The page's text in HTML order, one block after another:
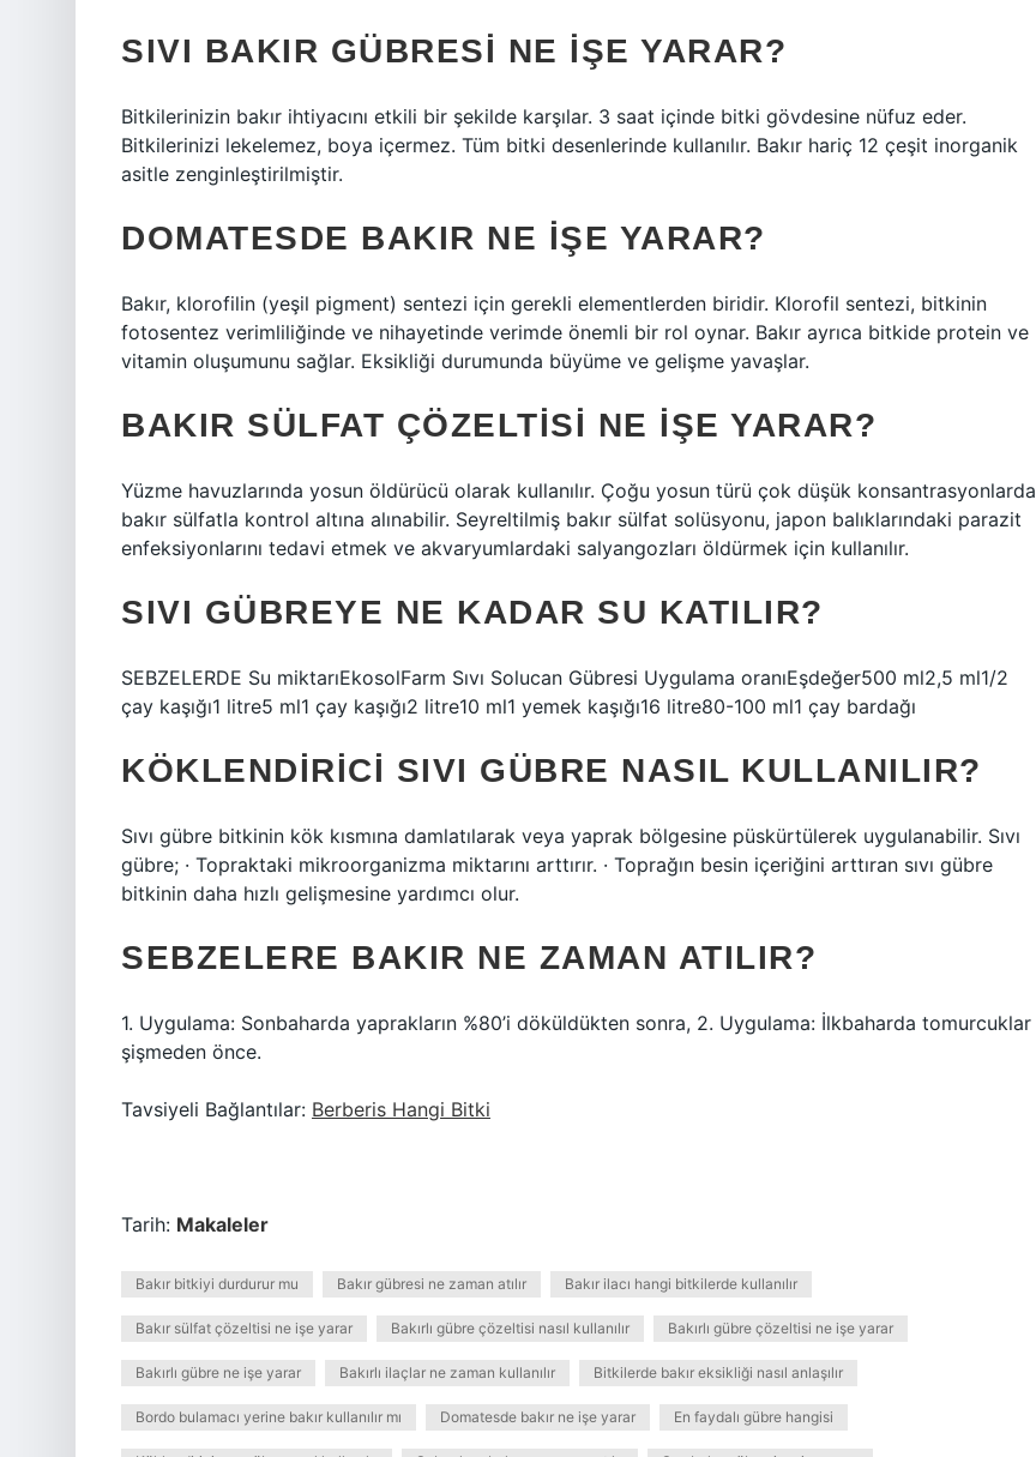
SIVI BAKIR GÜBRESI NE IŞE YARAR?
Bitkilerinizin bakır ihtiyacını etkili bir şekilde karşılar. 3 saat içinde bitki gövdesine nüfuz eder.
Bitkilerinizi lekelemez, boya içermez. Tüm bitki desenlerinde kullanılır. Bakır hariç 12 çeşit inorganik
asitle zenginleştirilmiştir.
DOMATESDE BAKIR NE IŞE YARAR?
Bakır, klorofilin (yeşil pigment) sentezi için gerekli elementlerden biridir. Klorofil sentezi, bitkinin
fotosentez verimliliğinde ve nihayetinde verimde önemli bir rol oynar. Bakır ayrıca bitkide protein ve
vitamin oluşumunu sağlar. Eksikliği durumunda büyüme ve gelişme yavaşlar.
BAKIR SÜLFAT ÇÖZELTISI NE IŞE YARAR?
Yüzme havuzlarında yosun öldürücü olarak kullanılır. Çoğu yosun türü çok düşük konsantrasyonlarda
bakır sülfatla kontrol altına alınabilir. Seyreltilmiş bakır sülfat solüsyonu, japon balıklarındaki parazit
enfeksiyonlarını tedavi etmek ve akvaryumlardaki salyangozları öldürmek için kullanılır.
SIVI GÜBREYE NE KADAR SU KATILIR?
SEBZELERDE Su miktarıEkosolFarm Sıvı Solucan Gübresi Uygulama oranıEşdeğer500 ml2,5 ml1/2
çay kaşığı1 litre5 ml1 çay kaşığı2 litre10 ml1 yemek kaşığı16 litre80-100 ml1 çay bardağı
KÖKLENDIRICI SIVI GÜBRE NASIL KULLANILIR?
Sıvı gübre bitkinin kök kısmına damlatılarak veya yaprak bölgesine püskürtülerek uygulanabilir. Sıvı
gübre; · Topraktaki mikroorganizma miktarını arttırır. · Toprağın besin içeriğini arttıran sıvı gübre
bitkinin daha hızlı gelişmesine yardımcı olur.
SEBZELERE BAKIR NE ZAMAN ATILIR?
1. Uygulama: Sonbaharda yaprakların %80’i döküldükten sonra, 2. Uygulama: İlkbaharda tomurcuklar
şişmeden önce.
Tavsiyeli Bağlantılar: Berberis Hangi Bitki
Tarih: Makaleler
Bakır bitkiyi durdurur mu Bakır gübresi ne zaman atılır Bakır ilacı hangi bitkilerde kullanılır
Bakır sülfat çözeltisi ne işe yarar Bakırlı gübre çözeltisi nasıl kullanılır Bakırlı gübre çözeltisi ne işe yarar
Bakırlı gübre ne işe yarar Bakırlı ilaçlar ne zaman kullanılır Bitkilerde bakır eksikliği nasıl anlaşılır
Bordo bulamacı yerine bakır kullanılır mı Domatesde bakır ne işe yarar En faydalı gübre hangisi